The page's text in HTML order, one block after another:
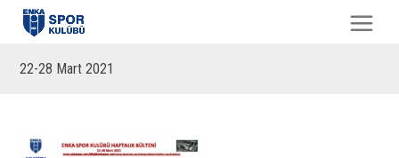
22-28 Mart 2021